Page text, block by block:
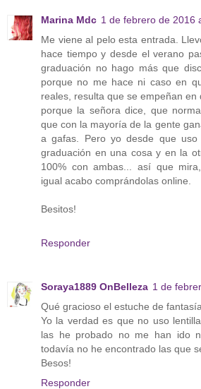
Marina Mdc 1 de febrero de 2016
Me viene al pelo esta entrada.
hace tiempo y desde el verano
graduación no hago más que
porque no me hace ni caso en
reales, resulta que se empeñan en
porque la señora dice, que
que con la mayoría de la gente
a gafas. Pero yo desde que uso
graduación en una cosa y en la
100% con ambas... así que
igual acabo comprándolas online.
Besitos!
Responder
Soraya1889 OnBelleza 1 de
Qué gracioso el estuche de
Yo la verdad es que no uso
las he probado no me han ido
todavía no he encontrado las que
Besos!
Responder